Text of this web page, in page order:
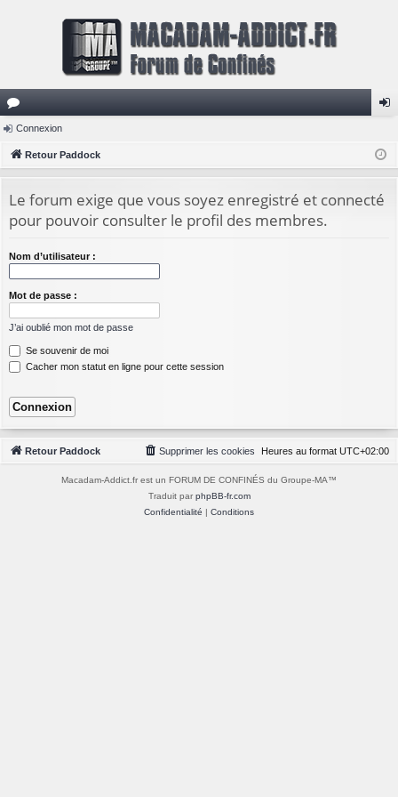
or
u
s
ne
on
Connexion
Retour Paddock
Le forum exige que vous soyez enregistré et connecté
pour pouvoir consulter le profil des membres.
Nom d’utilisateur :
Mot de passe :
J’ai oublié mon mot de passe
Se souvenir de moi
Cacher mon statut en ligne pour cette session
Retour Paddock Heures au format UTC+02:00
Supprimer les cookies
Macadam-Addict.fr est un FORUM DE CONFINÉS du Groupe-MA™
Traduit par phpBB-fr.com
Confidentialité | Conditions